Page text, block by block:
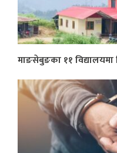
माङसेबुङका ११ विद्यालयमा